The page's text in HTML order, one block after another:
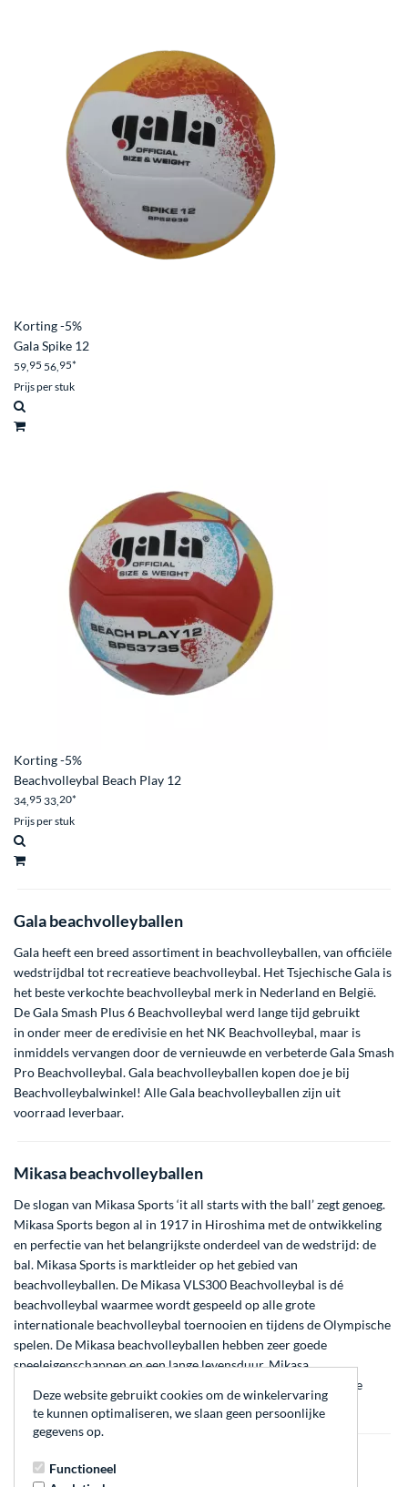
Korting-5%
Gala Spike 12
59,95 56,95*
Prijs per stuk
Korting-5%
Beachvolleybal Beach Play 12
34,95 33,20*
Prijs per stuk
Gala beachvolleyballen
Gala heeft een breed assortiment in beachvolleyballen, van officiële
wedstrijdbal tot recreatieve beachvolleybal. Het Tsjechische Gala is
het beste verkochte beachvolleybal merk in Nederland en België.
DeGala Smash Plus 6 Beachvolleybal werd lange tijd gebruikt
in onder meer de eredivisie en het NK Beachvolleybal, maar is
inmiddels vervangen door de vernieuwde en verbeterdeGala Smash
Pro Beachvolleybal. Gala beachvolleyballen kopen doe je bij
Beachvolleybalwinkel! Alle Gala beachvolleyballen zijn uit
voorraad leverbaar.
Mikasa beachvolleyballen
De slogan van Mikasa Sports ‘it all starts with the ball’ zegt genoeg.
Mikasa Sports begon al in 1917 in Hiroshima met de ontwikkeling
en perfectie van het belangrijkste onderdeel van de wedstrijd: de
bal. Mikasa Sports is marktleider op het gebied van
beachvolleyballen. De Mikasa VLS300 Beachvolleybal is dé
beachvolleybal waarmee wordt gespeeld op alle grote
internationale beachvolleybal toernooien en tijdens de Olympische
spelen. De Mikasa beachvolleyballen hebben zeer goede
speeleigenschappen en een lange levensduur. Mikasa
Alle
Mikasa beachvolleyballen zijn uit voorraad leverbaar.
Molten Beachvolleyballen
Deze website gebruikt cookies om de winkelervaring
te kunnen optimaliseren, we slaan geen persoonlijke
gegevens op.
Functioneel